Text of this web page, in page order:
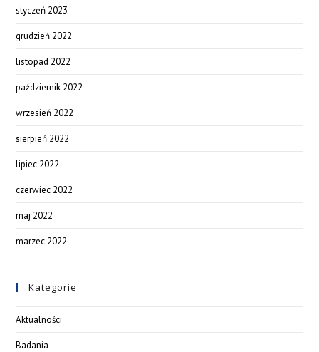
styczeń 2023
grudzień 2022
listopad 2022
październik 2022
wrzesień 2022
sierpień 2022
lipiec 2022
czerwiec 2022
maj 2022
marzec 2022
Kategorie
Aktualności
Badania